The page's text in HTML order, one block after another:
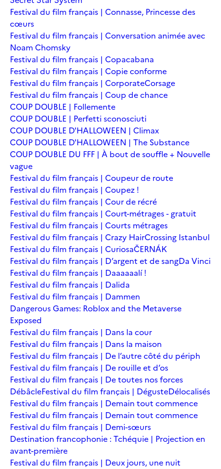
Festival du film français | Connasse, Princesse des
cœurs
Festival du film français | Conversation animée avec
Noam Chomsky
Festival du film français | Copacabana
Festival du film français | Copie conforme
Festival du film français | CorporateCorsage
Festival du film français | Coup de chance
COUP DOUBLE | Follemente
COUP DOUBLE | Perfetti sconosciuti
COUP DOUBLE D'HALLOWEEN | Climax
COUP DOUBLE D'HALLOWEEN | The Substance
COUP DOUBLE DU FFF | À bout de souffle + Nouvelle
vague
Festival du film français | Coupeur de route
Festival du film français | Coupez !
Festival du film français | Cour de récré
Festival du film français | Court-métrages - gratuit
Festival du film français | Courts métrages
Festival du film français | Crazy HairCrossing Istanbul
Festival du film français | CuriosaČERNÁK
Festival du film français | D’argent et de sangDa Vinci
Festival du film français | Daaaaaalí !
Festival du film français | Dalida
Festival du film français | Dammen
Dangerous Games: Roblox and the Metaverse
Exposed
Festival du film français | Dans la cour
Festival du film français | Dans la maison
Festival du film français | De l’autre côté du périph
Festival du film français | De rouille et d’os
Festival du film français | De toutes nos forces
DébâcleFestival du film français | DégusteDélocalisés
Festival du film français | Demain tout commence
Festival du film français | Demain tout commence
Festival du film français | Demi-sœurs
Destination francophonie : Tchéquie | Projection en
avant-première
Festival du film français | Deux jours, une nuit